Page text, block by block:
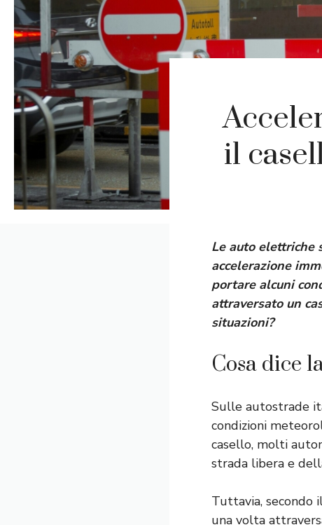
il
Le auto elettriche
accelerazione
portare alcuni
attraversato un
situazioni?
Cosa dice
Sulle autostrade
condizioni
casello, molti
strada libera e
Tuttavia, secondo
una volta